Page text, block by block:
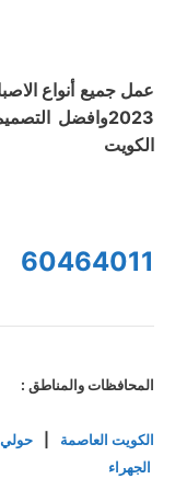
عمل جميع أنواع
2023وافضل
الكويت
60464011
المحافظات والمناطق :
الكويت العاصمة حولي
الجهراء